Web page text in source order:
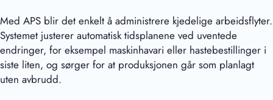
Med APS blir det enkelt å administrere kjedelige arbeidsflyter.
Systemet justerer automatisk tidsplanene ved uventede
endringer, for eksempel maskinhavari eller hastebestillinger i
siste liten, og sørger for at produksjonen går som planlagt
uten avbrudd.